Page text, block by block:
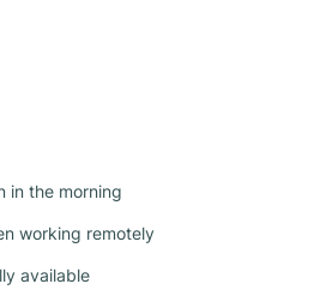
in the morning
working remotely
available